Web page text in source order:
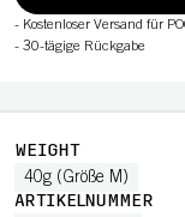
- Kostenloser Versand für
- 30-tägige Rückgabe
WEIGHT
40g (Größe M)
ARTIKELNUMMER